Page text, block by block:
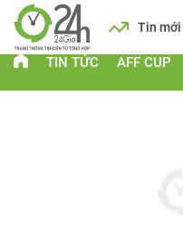
Lịch Tin mới
TIN TỨC AFF CUP